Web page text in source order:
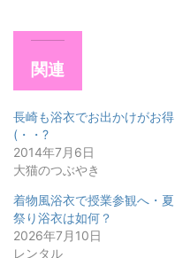
関連
長崎も浴衣でお出かけがお得
(・・?
2014年7月6日
大猫のつぶやき
着物風浴衣で授業参観へ・夏
祭り浴衣は如何？
2026年7月10日
レンタル